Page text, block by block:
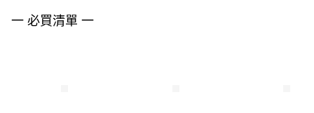
４．使用「AFTEE先享後付」時，將依據個別帳號之用戶狀況，依本公司即
一 必買清單 一